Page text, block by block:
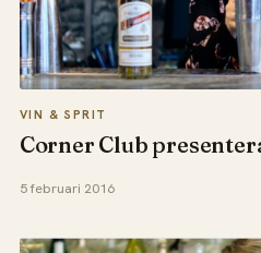
VIN & SPRIT
Corner Club
5 februari 2016